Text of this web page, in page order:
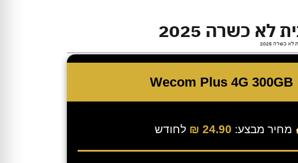
מחיר מבצע: 24.90 ₪ לחודש